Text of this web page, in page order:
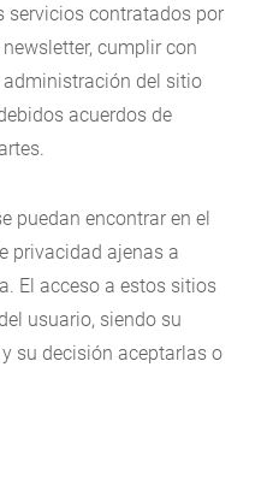
servicios contratados por
cumplir con
del sitio
acuerdos de
puedan encontrar en el
privacidad ajenas a
El acceso a estos sitios
usuario, siendo su
su decisión aceptarlas o